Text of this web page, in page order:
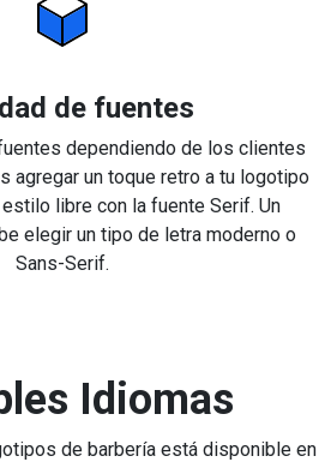
de fuentes
dependiendo de los clientes
agregar un toque retro a tu logotipo
libre con la fuente Serif. Un
elegir un tipo de letra moderno o
Sans-Serif.
Idiomas
de barbería está disponible en